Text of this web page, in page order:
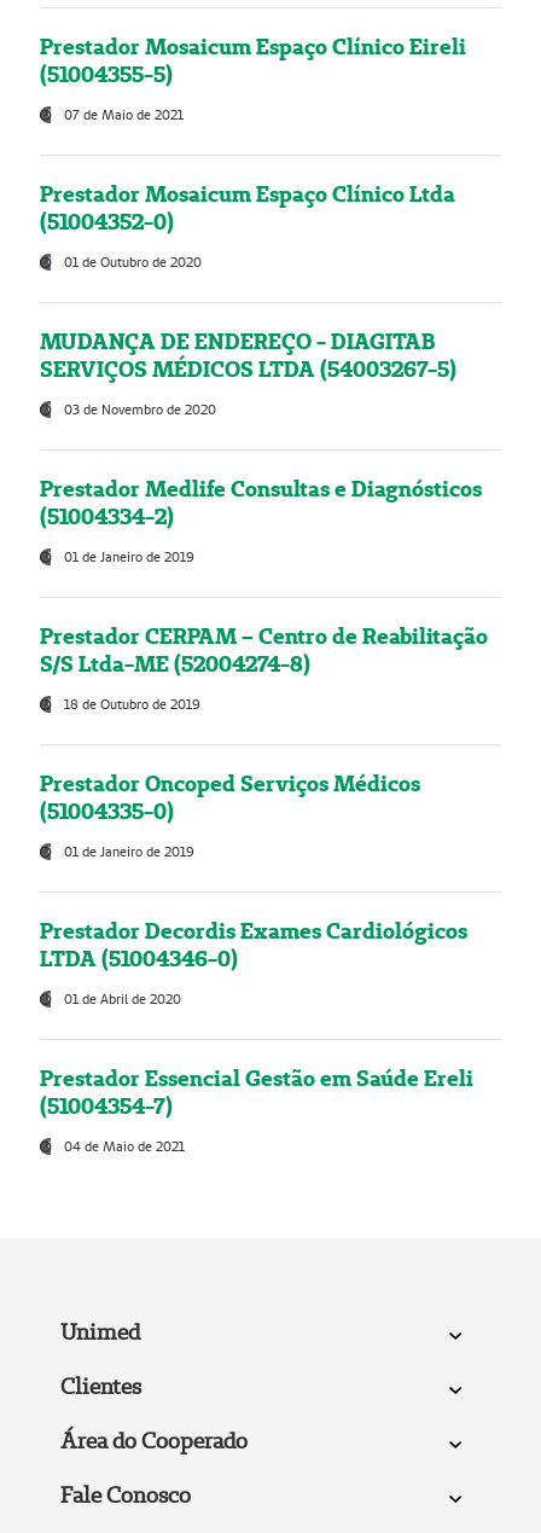
Prestador Mosaicum Espaço Clínico Eireli
(51004355-5)
07 de Maio de 2021
Prestador Mosaicum Espaço Clínico Ltda
(51004352-0)
01 de Outubro de 2020
MUDANÇA DE ENDEREÇO - DIAGITAB
SERVIÇOS MÉDICOS LTDA (54003267-5)
03 de Novembro de 2020
Prestador Medlife Consultas e Diagnósticos
(51004334-2)
01 de Janeiro de 2019
Prestador CERPAM – Centro de Reabilitação
S/S Ltda-ME (52004274-8)
18 de Outubro de 2019
Prestador Oncoped Serviços Médicos
(51004335-0)
01 de Janeiro de 2019
Prestador Decordis Exames Cardiológicos
LTDA (51004346-0)
01 de Abril de 2020
Prestador Essencial Gestão em Saúde Ereli
(51004354-7)
04 de Maio de 2021
Unimed
Clientes
Área do Cooperado
Fale Conosco